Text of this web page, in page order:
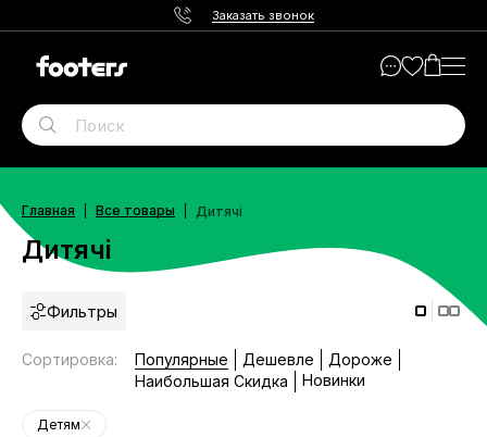
Заказать звонок
Главная Все товары Дитячі
Дитячі
Фильтры
Сортировка: Популярные Дешевле
Дороже
Наибольшая Скидка
Новинки
Детям